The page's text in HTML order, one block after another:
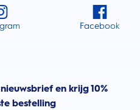
Facebook
en krijg 10%
bestelling